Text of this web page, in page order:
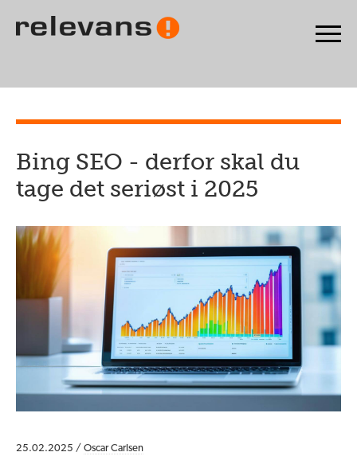
Bing SEO - derfor skal du
tage det seriøst i 2025
25.02.2025 / Oscar Carlsen